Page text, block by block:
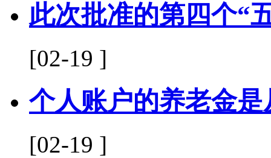
此次批准的第四个“
[02-19 ]
个人账户的养老金
[02-19 ]